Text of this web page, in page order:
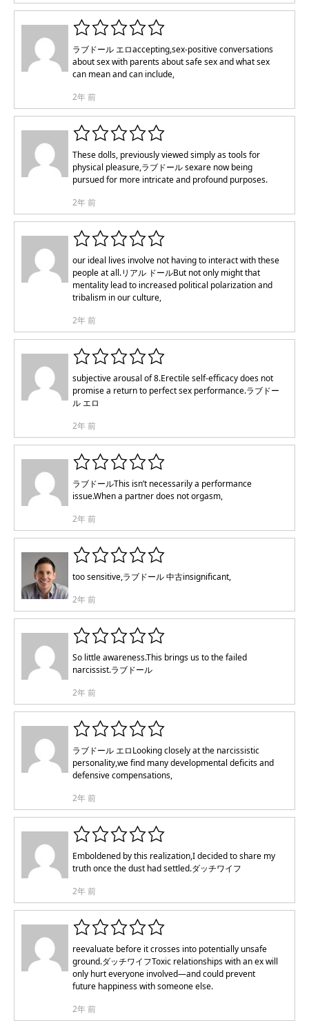
ラブドール エロaccepting,sex-positive conversations
about sex with parents about safe sex and what sex
can mean and can include,
2年 前
These dolls, previously viewed simply as tools for
physical pleasure,ラブドール sexare now being
pursued for more intricate and profound purposes.
2年 前
our ideal lives involve not having to interact with these
people at all.リアル ドールBut not only might that
mentality lead to increased political polarization and
tribalism in our culture,
2年 前
subjective arousal of 8.Erectile self-efficacy does not
promise a return to perfect sex performance.ラブドー
ル エロ
2年 前
ラブドールThis isn’t necessarily a performance
issue.When a partner does not orgasm,
2年 前
too sensitive,ラブドール 中古insignificant,
2年 前
So little awareness.This brings us to the failed
narcissist.ラブドール
2年 前
ラブドール エロLooking closely at the narcissistic
personality,we find many developmental deficits and
defensive compensations,
2年 前
Emboldened by this realization,I decided to share my
truth once the dust had settled.ダッチワイフ
2年 前
reevaluate before it crosses into potentially unsafe
ground.ダッチワイフToxic relationships with an ex will
only hurt everyone involved—and could prevent
future happiness with someone else.
2年 前